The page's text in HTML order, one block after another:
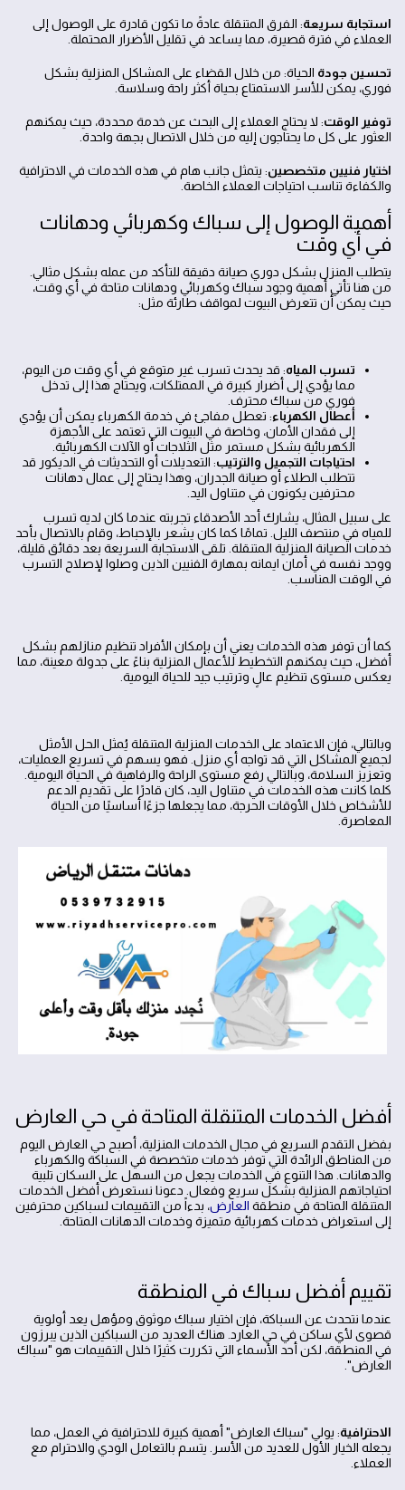
استجابة سريعة: الفرق المتنقلة عادةً ما تكون قادرة على الوصول إلى
العملاء في فترة قصيرة، مما يساعد في تقليل الأضرار المحتملة.
تحسين جودة الحياة: من خلال القضاء على المشاكل المنزلية بشكل
فوري، يمكن للأسر الاستمتاع بحياة أكثر راحة وسلاسة.
توفير الوقت: لا يحتاج العملاء إلى البحث عن خدمة محددة، حيث يمكنهم
العثور على كل ما يحتاجون إليه من خلال الاتصال بجهة واحدة.
اختيار فنيين متخصصين: يتمثل جانب هام في هذه الخدمات في الاحترافية
والكفاءة تناسب احتياجات العملاء الخاصة.
أهمية الوصول إلى سباك وكهربائي ودهانات
في أي وقت
يتطلب المنزل بشكل دوري صيانة دقيقة للتأكد من عمله بشكل مثالي.
من هنا تأتي أهمية وجود سباك وكهربائي ودهانات متاحة في أي وقت،
حيث يمكن أن تتعرض البيوت لمواقف طارئة مثل:
تسرب المياه: قد يحدث تسرب غير متوقع في أي وقت من اليوم،
مما يؤدي إلى أضرار كبيرة في الممتلكات، ويحتاج هذا إلى تدخل
فوري من سباك محترف.
أعطال الكهرباء: تعطل مفاجئ في خدمة الكهرباء يمكن أن يؤدي
إلى فقدان الأمان، وخاصة في البيوت التي تعتمد على الأجهزة
الكهربائية بشكل مستمر مثل الثلاجات أو الآلات الكهربائية.
احتياجات التجميل والترتيب: التعديلات أو التحديثات في الديكور قد
تتطلب الطلاء أو صيانة الجدران، وهذا يحتاج إلى عمال دهانات
محترفين يكونون في متناول اليد.
على سبيل المثال، يشارك أحد الأصدقاء تجربته عندما كان لديه تسرب
للمياه في منتصف الليل. تمامًا كما كان يشعر بالإحباط، وقام بالاتصال بأحد
خدمات الصيانة المنزلية المتنقلة. تلقى الاستجابة السريعة بعد دقائق قليلة،
ووجد نفسه في أمان ايمانه بمهارة الفنيين الذين وصلوا لإصلاح التسرب
في الوقت المناسب.
كما أن توفر هذه الخدمات يعني أن بإمكان الأفراد تنظيم منازلهم بشكل
أفضل، حيث يمكنهم التخطيط للأعمال المنزلية بناءً على جدولة معينة، مما
يعكس مستوى تنظيم عالٍ وترتيب جيد للحياة اليومية.
وبالتالي، فإن الاعتماد على الخدمات المنزلية المتنقلة يُمثل الحل الأمثل
لجميع المشاكل التي قد تواجه أي منزل. فهو يسهم في تسريع العمليات،
وتعزيز السلامة، وبالتالي رفع مستوى الراحة والرفاهية في الحياة اليومية.
كلما كانت هذه الخدمات في متناول اليد، كان قادرًا على تقديم الدعم
للأشخاص خلال الأوقات الحرجة، مما يجعلها جزءًا أساسيًا من الحياة
المعاصرة.
أفضل الخدمات المتنقلة المتاحة في حي العارض
بفضل التقدم السريع في مجال الخدمات المنزلية، أصبح حي العارض اليوم
من المناطق الرائدة التي توفر خدمات متخصصة في السباكة والكهرباء
والدهانات. هذا التنوع في الخدمات يجعل من السهل على السكان تلبية
احتياجاتهم المنزلية بشكل سريع وفعال. دعونا نستعرض أفضل الخدمات
المتنقلة المتاحة في منطقة العارض، بدءاً من التقييمات لسباكين محترفين
إلى استعراض خدمات كهربائية متميزة وخدمات الدهانات المتاحة.
تقييم أفضل سباك في المنطقة
عندما نتحدث عن السباكة، فإن اختيار سباك موثوق ومؤهل يعد أولوية
قصوى لأي ساكن في حي العارد. هناك العديد من السباكين الذين يبرزون
في المنطقة، لكن أحد الأسماء التي تكررت كثيرًا خلال التقييمات هو "سباك
العارض".
الاحترافية: يولي "سباك العارض" أهمية كبيرة للاحترافية في العمل، مما
يجعله الخيار الأول للعديد من الأسر. يتسم بالتعامل الودي والاحترام مع
العملاء.